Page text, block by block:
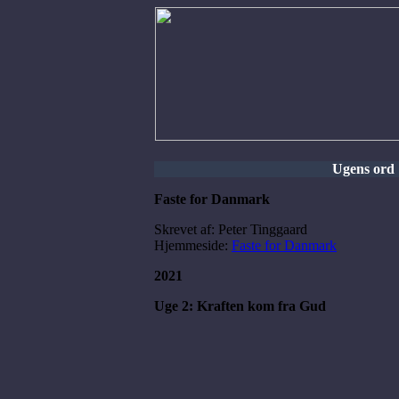
Ugens ord
Faste for Danmark
Skrevet af: Peter Tinggaard
Hjemmeside: Faste for Danmark
2021
Uge 2: Kraften kom fra Gud